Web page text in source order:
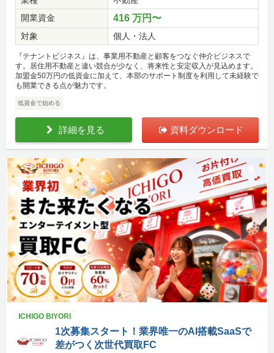
開業資金
416 万円〜
対象 個人・法人
『テナントビジネス』は、事業用不動産と顧客をつなぐ仲介ビジネスで
す。居住用不動産と違い競合が少なく、将来性と安定収入が見込めます。
加盟金50万円の低資金に加えて、本部のサポート制度を利用して未経験で
も開業できる点が魅力です。
低資金で始める
詳細を見る 資料ダウンロード
ICHIGO BIYORI
1次募集スタート！業界唯一のAI搭載SaaSで
差がつく次世代買取FC